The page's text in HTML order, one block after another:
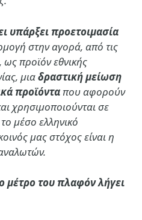
υπάρξει προετοιμασία
στην αγορά, από τις
προϊόν εθνικής
μιαδραστική μείωση
προϊόντα που αφορούν
χρησιμοποιούνται σε
μέσο ελληνικό
μας στόχος είναι η
μέτρο του πλαφόν λήγει